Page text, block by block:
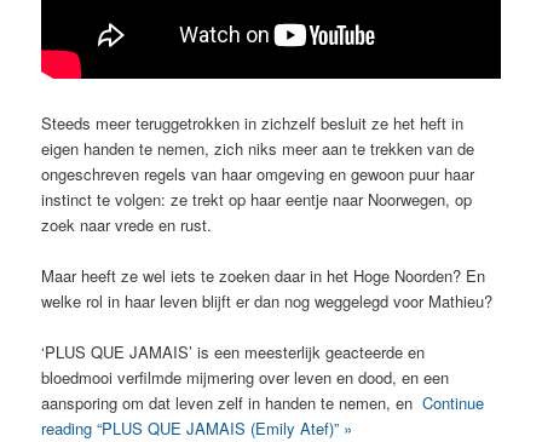
Steeds meer teruggetrokken in zichzelf besluit ze het heft in
eigen handen te nemen, zich niks meer aan te trekken van de
ongeschreven regels van haar omgeving en gewoon puur haar
instinct te volgen: ze trekt op haar eentje naar Noorwegen, op
zoek naar vrede en rust.
Maar heeft ze wel iets te zoeken daar in het Hoge Noorden? En
welke rol in haar leven blijft er dan nog weggelegd voor Mathieu?
‘PLUS QUE JAMAIS’ is een meesterlijk geacteerde en
bloedmooi verfilmde mijmering over leven en dood, en een
aansporing om dat leven zelf in handen te nemen, enContinue
reading “PLUS QUE JAMAIS (Emily Atef)” »